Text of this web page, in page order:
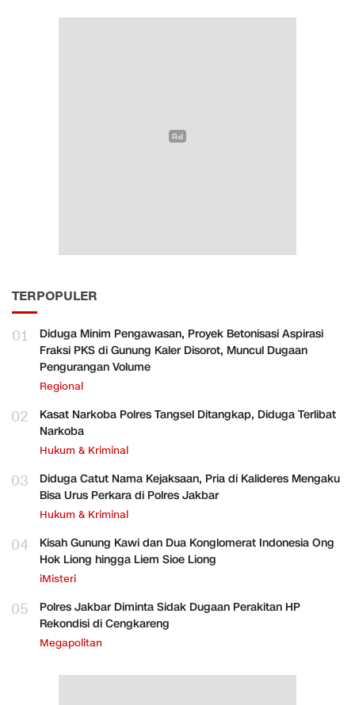
TERPOPULER
01
Diduga Minim Pengawasan, Proyek Betonisasi Aspirasi
Fraksi PKS di Gunung Kaler Disorot, Muncul Dugaan
Pengurangan Volume
Regional
02
Kasat Narkoba Polres Tangsel Ditangkap, Diduga Terlibat
Narkoba
Hukum & Kriminal
03
Diduga Catut Nama Kejaksaan, Pria di Kalideres Mengaku
Bisa Urus Perkara di Polres Jakbar
Hukum & Kriminal
04
Kisah Gunung Kawi dan Dua Konglomerat Indonesia Ong
Hok Liong hingga Liem Sioe Liong
iMisteri
05
Polres Jakbar Diminta Sidak Dugaan Perakitan HP
Rekondisi di Cengkareng
Megapolitan